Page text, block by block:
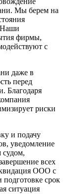
Мы берем на
Наши
фирмы,
с
даже в
перед
Благодаря
риски
и подачу
уведомление
судом,
всех
ООО с
подготовке срок
ситуация